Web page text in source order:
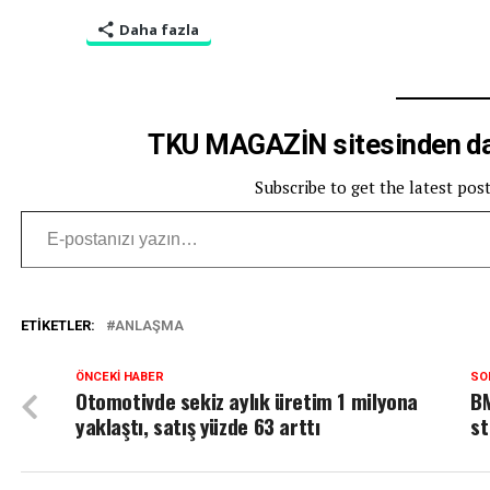
Daha fazla
TKU MAGAZİN sitesinden
Subscribe to get the latest
E-postanızı yazın…
ETIKETLER: ANLAŞMA
ÖNCEKI HABER
Otomotivde sekiz aylık üretim 1 milyona
yaklaştı, satış yüzde 63 arttı